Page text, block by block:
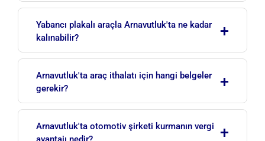
Yabancı plakalı araçla Arnavutluk'ta ne kadar
kalınabilir?
+
dışında tescilli araçlar 12 aylık dönem içinde en
fazla 6 ay ülkede kalabilir. Bu sürenin sonunda
araç ya ülkeden çıkarılmalı ya da gümrüğe beyan
Arnavutluk'ta araç ithalatı için hangi belgeler
gerekir?
+
taşıma/nakliye belgeleri ve gerektiğinde
Arnavutluk'ta otomotiv şirketi kurmanın vergi
+